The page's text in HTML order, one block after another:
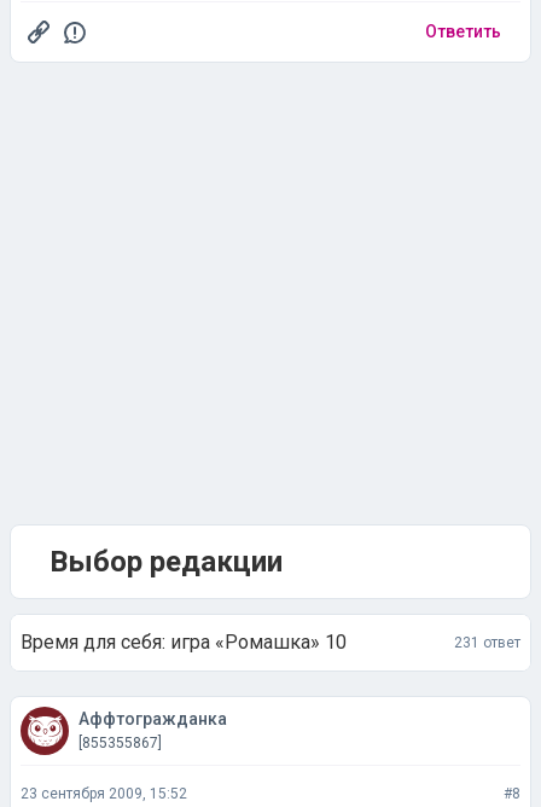
Ответить
Выбор редакции
Время для себя: игра «Ромашка» 10 231 ответ
Аффтогражданка
[855355867]
23 сентября 2009, 15:52 #8